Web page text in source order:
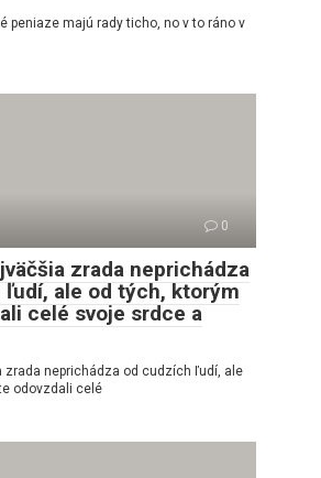
peniaze majú rady ticho, no v to ráno v
0
zrada neprichádza
ale od tých, ktorým
celé svoje srdce a
zrada neprichádza od cudzích ľudí, ale
odovzdali celé